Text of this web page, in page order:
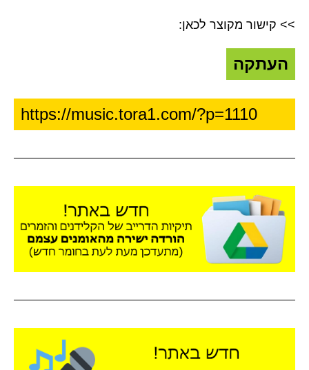
>> קישור מקוצר לכאן:
העתקה